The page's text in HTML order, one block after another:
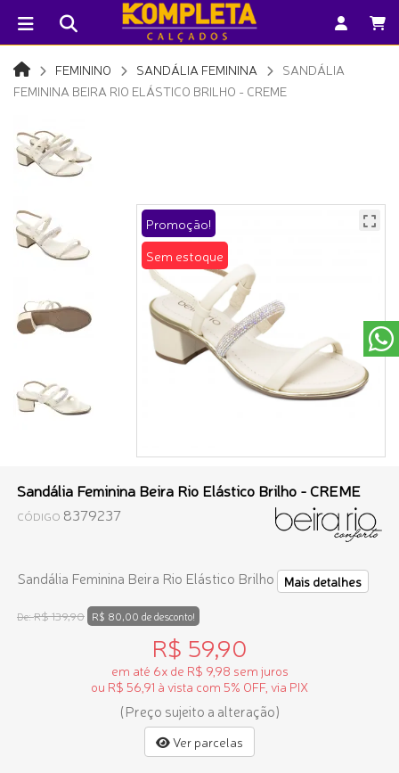
FEMININO SANDÁLIA FEMININA
SANDÁLIA
FEMININA BEIRA RIO ELÁSTICO BRILHO - CREME
Promoção!
Sem estoque
Sandália Feminina Beira Rio Elástico Brilho - CREME
CÓDIGO 8379237
Sandália Feminina Beira Rio Elástico Brilho Mais detalhes
De:R$ 139,90 R$ 80,00 de desconto!
R$ 59,90
em até 6x de R$ 9,98 sem juros
ou R$ 56,91 à vista com 5% OFF, via PIX
(Preço sujeito a alteração)
Ver parcelas